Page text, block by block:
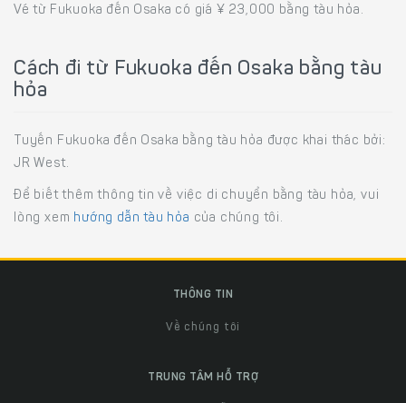
Vé từ Fukuoka đến Osaka có giá ¥ 23,000 bằng tàu hỏa.
Cách đi từ Fukuoka đến Osaka bằng tàu
hỏa
Tuyến Fukuoka đến Osaka bằng tàu hỏa được khai thác bởi:
JR West.
Để biết thêm thông tin về việc di chuyển bằng tàu hỏa, vui
lòng xem hướng dẫn tàu hỏa của chúng tôi.
THÔNG TIN
Về chúng tôi
TRUNG TÂM HỖ TRỢ